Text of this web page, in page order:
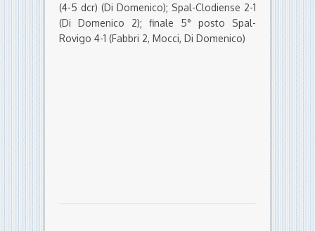
(4-5 dcr) (Di Domenico); Spal-Clodiense 2-1
(Di Domenico 2); finale 5° posto Spal-
Rovigo 4-1 (Fabbri 2, Mocci, Di Domenico)